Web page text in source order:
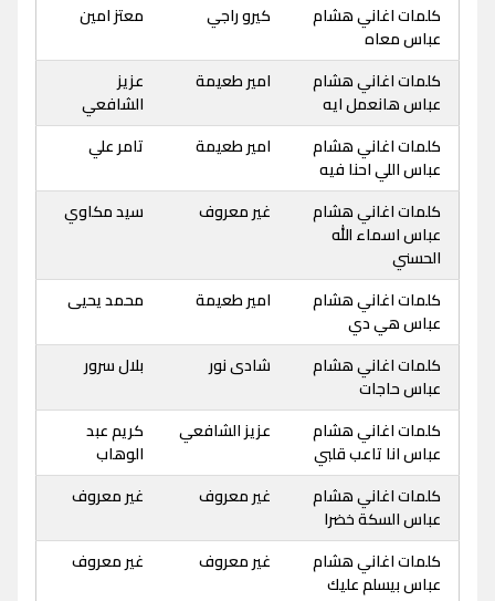
كلمات اغاني هشام
عباس معاه
كيرو راجي معتز امين
كلمات اغاني هشام
عباس هانعمل ايه
امير طعيمة
عزيز
الشافعي
كلمات اغاني هشام
عباس اللي احنا فيه
امير طعيمة تامر علي
كلمات اغاني هشام
عباس اسماء الله
الحسني
غير معروف سيد مكاوي
كلمات اغاني هشام
عباس هي دي
امير طعيمة محمد يحيى
كلمات اغاني هشام
عباس حاجات
شادى نور بلال سرور
كلمات اغاني هشام
عباس انا تاعب قلبي
عزيز الشافعي
كريم عبد
الوهاب
كلمات اغاني هشام
عباس السكة خضرا
غير معروف غير معروف
كلمات اغاني هشام
عباس بيسلم عليك
غير معروف غير معروف